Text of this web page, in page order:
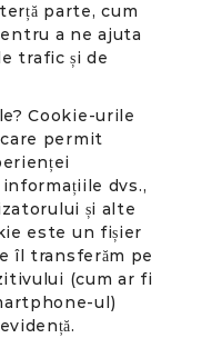
parte, cum
a ne ajuta
trafic și de
Cookie-urile
permit
dvs.,
și alte
este un fișier
îl transferăm pe
(cum ar fi
ul)